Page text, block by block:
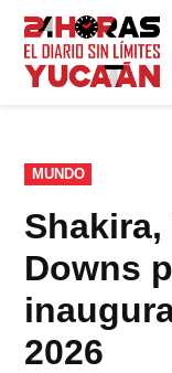
Saltar
contenido
PUBLICADO
EN
MUNDO
Downs
2026